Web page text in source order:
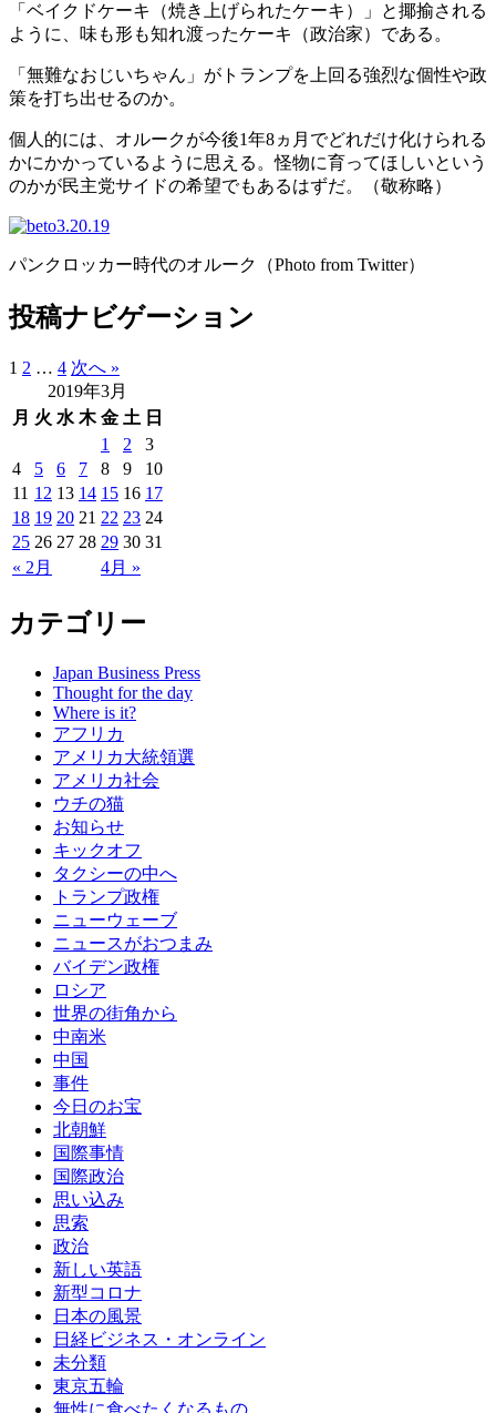
「ベイクドケーキ（焼き上げられたケーキ）」と揶揄される
ように、味も形も知れ渡ったケーキ（政治家）である。
「無難なおじいちゃん」がトランプを上回る強烈な個性や政
策を打ち出せるのか。
個人的には、オルークが今後1年8ヵ月でどれだけ化けられる
かにかかっているように思える。怪物に育ってほしいという
のかが民主党サイドの希望でもあるはずだ。（敬称略）
パンクロッカー時代のオルーク（Photo from Twitter）
投稿ナビゲーション
1 2 … 4 次へ »
2019年3月
月 火 水 木 金 土 日
« 2月 4月 »
1 2
3
4
5 6 7 8 9
10
11 12 13 14 15 16 17
18 19 20 21 22 23 24
25 26 27 28 29 30 31
カテゴリー
Japan Business Press
Thought for the day
Where is it?
アフリカ
アメリカ大統領選
アメリカ社会
ウチの猫
お知らせ
キックオフ
タクシーの中へ
トランプ政権
ニューウェーブ
ニュースがおつまみ
バイデン政権
ロシア
世界の街角から
中南米
中国
事件
今日のお宝
北朝鮮
国際事情
国際政治
思い込み
思索
政治
新しい英語
新型コロナ
日本の風景
日経ビジネス・オンライン
未分類
東京五輪
無性に食べたくなるもの